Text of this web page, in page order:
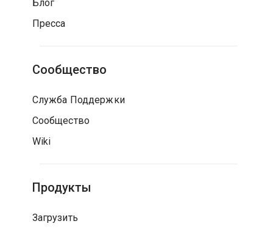
Блог
Пресса
Сообщество
Служба Поддержки
Сообщество
Wiki
Продукты
Загрузить